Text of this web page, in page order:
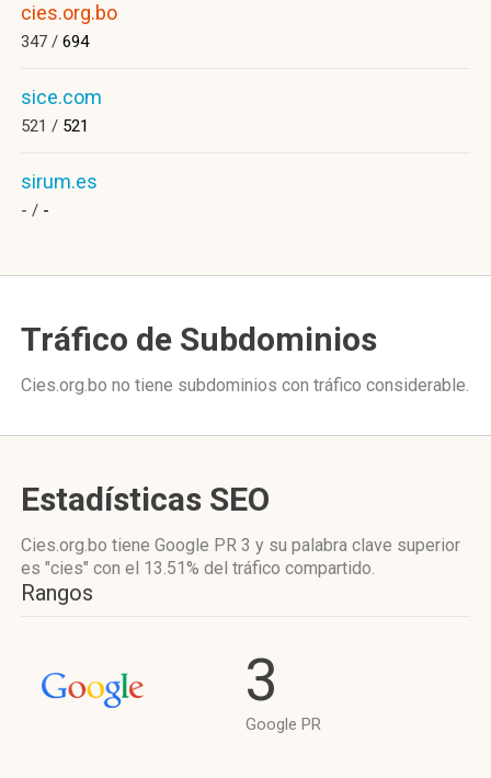
cies.org.bo
347 / 694
sice.com
521 / 521
sirum.es
- / -
Tráfico de Subdominios
Cies.org.bo no tiene subdominios con tráfico considerable.
Estadísticas SEO
Cies.org.bo tiene Google PR 3 y su palabra clave superior
es "cies" con el 13.51% del tráfico compartido.
Rangos
3
Google PR